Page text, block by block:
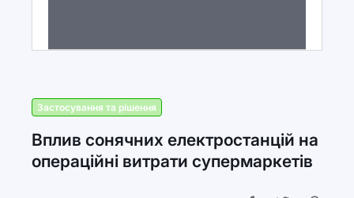
Застосування та рішення
Вплив сонячних електростанцій на
операційні витрати супермаркетів